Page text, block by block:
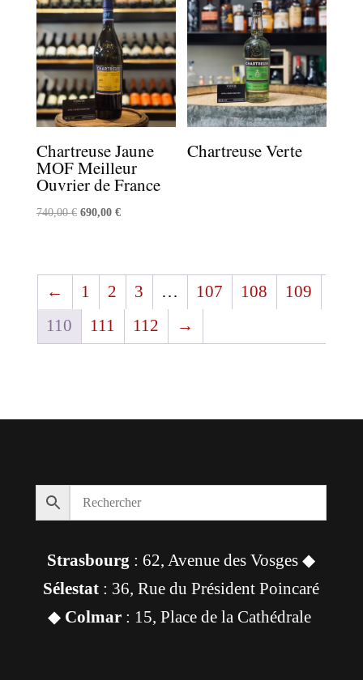
19,00 €
à
490,00 €
Chartreuse Jaune
MOF Meilleur
Ouvrier de France
740,00€ Le
était :
740,00 €.
690,00 €Le
est :
690,00 €.
Chartreuse Verte
← 1 2 3 … 107 108
109
110
111 112 →
Strasbourg : 62, Avenue des Vosges ◆
Sélestat : 36, Rue du Président Poincaré
◆ Colmar: 15, Place de la Cathédrale